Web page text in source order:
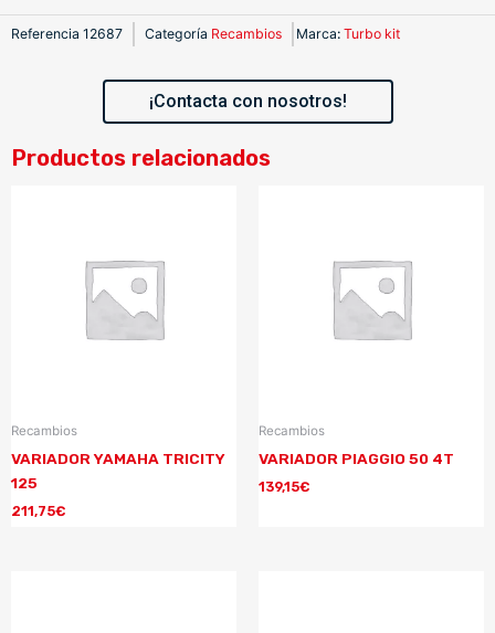
Referencia 12687 Categoría Recambios Marca: Turbo kit
¡Contacta con nosotros!
Productos relacionados
Recambios
VARIADOR YAMAHA TRICITY
125
211,75€
Recambios
VARIADOR PIAGGIO 50 4T
139,15€